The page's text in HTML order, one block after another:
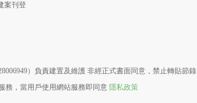
案刊登
）負責建置及維護 非經正式書面同意，禁止轉貼節錄
務，當用戶使用網站服務即同意 隱私政策